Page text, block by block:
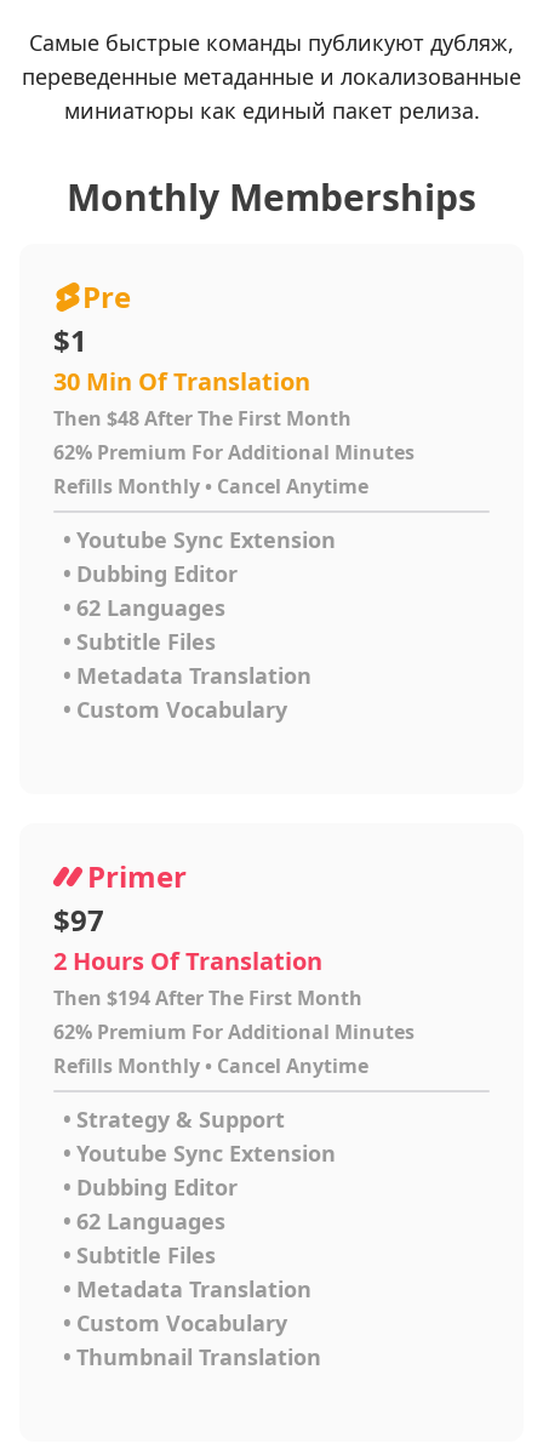
Самые быстрые команды публикуют дубляж,
переведенные метаданные и локализованные
миниатюры как единый пакет релиза.
Monthly Memberships
Pre
$1
30 Min Of Translation
Then $48 After The First Month
62% Premium For Additional Minutes
Refills Monthly • Cancel Anytime
• Youtube Sync Extension
• Dubbing Editor
• 62 Languages
• Subtitle Files
• Metadata Translation
• Custom Vocabulary
Primer
$97
2 Hours Of Translation
Then $194 After The First Month
62% Premium For Additional Minutes
Refills Monthly • Cancel Anytime
• Strategy & Support
• Youtube Sync Extension
• Dubbing Editor
• 62 Languages
• Subtitle Files
• Metadata Translation
• Custom Vocabulary
• Thumbnail Translation